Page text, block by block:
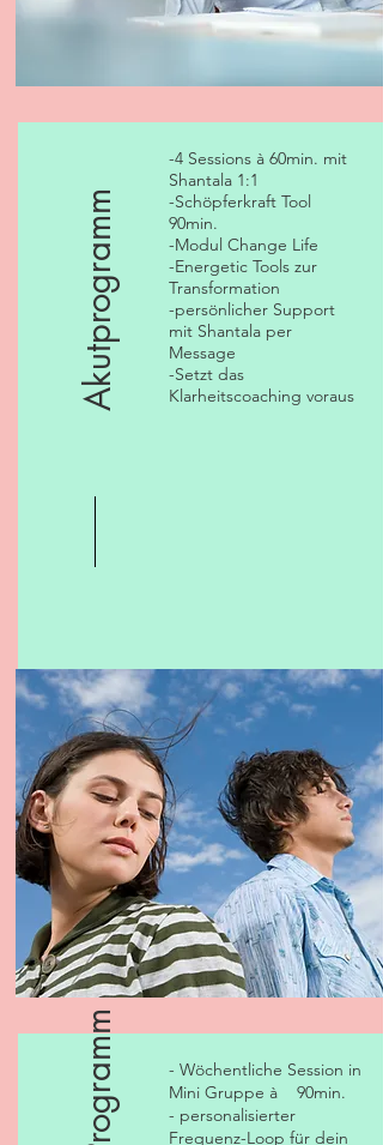
Akutprogramm
-4 Sessions à 60min. mit
Shantala 1:1
-Schöpferkraft Tool
90min.
-Modul Change Life
-Energetic Tools zur
Transformation
-persönlicher Support
mit Shantala per
Message
-Setzt das
Klarheitscoaching voraus
- Wöchentliche Session in
Mini Gruppe à 90min.
- personalisierter
Frequenz-Loop für dein